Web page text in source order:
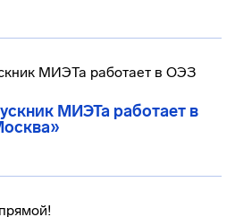
МИЭТа работает в